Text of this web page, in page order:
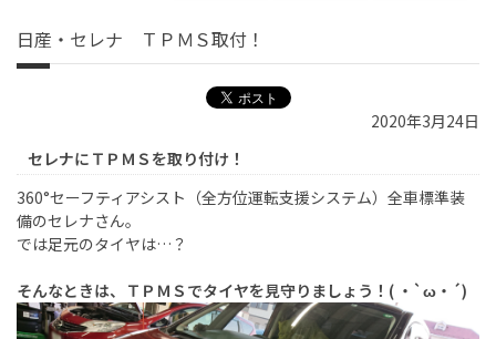
日産・セレナ ＴＰＭＳ取付！
2020年3月24日
セレナにＴＰＭＳを取り付け！
360°セーフティアシスト（全方位運転支援システム）全車標準装
備のセレナさん。
では足元のタイヤは…？
そんなときは、ＴＰＭＳでタイヤを見守りましょう！( ・`ω・´)